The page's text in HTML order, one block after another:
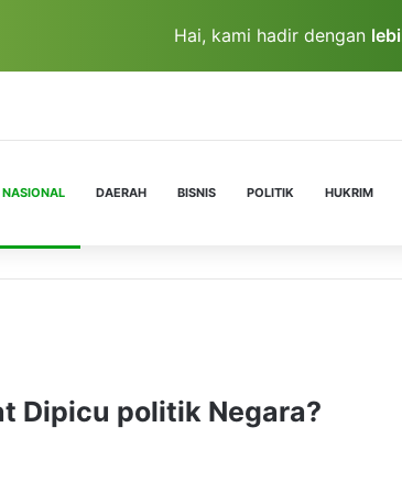
Hai, kami hadir dengan
NASIONAL DAERAH BISNIS POLITIK HUKRIM
Dipicu politik Negara?